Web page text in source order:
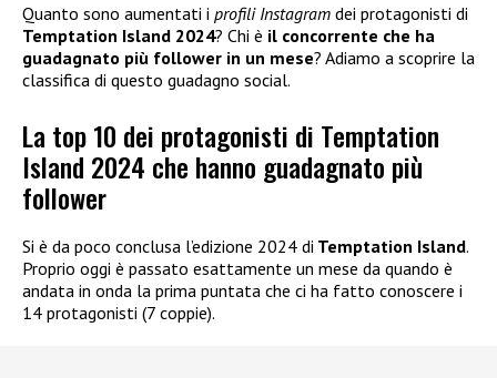
Quanto sono aumentati i profili Instagram dei protagonisti di
Temptation Island 2024? Chi è il concorrente che ha
guadagnato più follower in un mese? Adiamo a scoprire la
classifica di questo guadagno social.
La top 10 dei protagonisti di Temptation
Island 2024 che hanno guadagnato più
follower
Si è da poco conclusa l’edizione 2024 di Temptation Island.
Proprio oggi è passato esattamente un mese da quando è
andata in onda la prima puntata che ci ha fatto conoscere i
14 protagonisti (7 coppie).